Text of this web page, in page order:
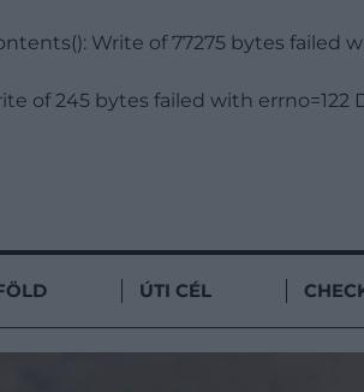
Write of 77275 bytes failed
of 245 bytes failed with errno=122
ÚTI CÉL